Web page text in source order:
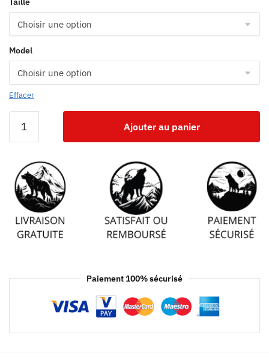
Model
Effacer
Ajouter au panier
Paiement 100% sécurisé